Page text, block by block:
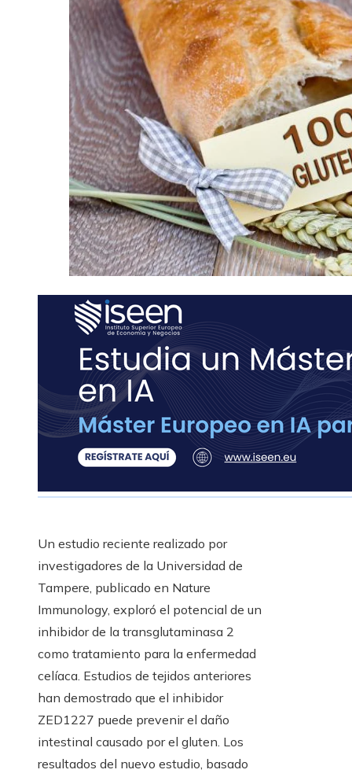
Un estudio reciente realizado por
investigadores de la Universidad de
Tampere, publicado en Nature
Immunology, exploró el potencial de un
inhibidor de la transglutaminasa 2
como tratamiento para la enfermedad
celíaca. Estudios de tejidos anteriores
han demostrado que el inhibidor
ZED1227 puede prevenir el daño
intestinal causado por el gluten. Los
resultados del nuevo estudio, basado